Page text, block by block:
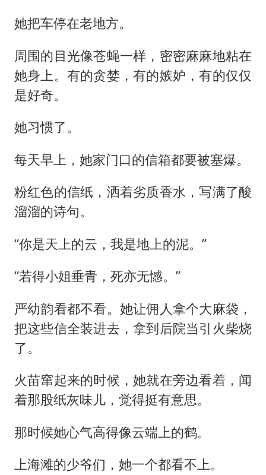
她把车停在老地方。
周围的目光像苍蝇一样，密密麻麻地粘在
她身上。有的贪婪，有的嫉妒，有的仅仅
是好奇。
她习惯了。
每天早上，她家门口的信箱都要被塞爆。
粉红色的信纸，洒着劣质香水，写满了酸
溜溜的诗句。
“你是天上的云，我是地上的泥。”
“若得小姐垂青，死亦无憾。”
严幼韵看都不看。她让佣人拿个大麻袋，
把这些信全装进去，拿到后院当引火柴烧
了。
火苗窜起来的时候，她就在旁边看着，闻
着那股纸灰味儿，觉得挺有意思。
那时候她心气高得像云端上的鹤。
上海滩的少爷们，她一个都看不上。